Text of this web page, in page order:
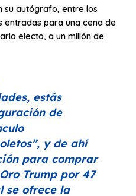
su autógrafo, entre los
entradas para una cena de
electo, a un millón de
estás
de
, y de ahí
para comprar
Trump por 47
se ofrece la